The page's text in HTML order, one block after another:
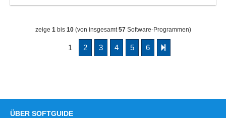
zeige 1bis 10(von insgesamt57Software-Programmen)
1 2 3 4 5 6
ÜBER SOFTGUIDE